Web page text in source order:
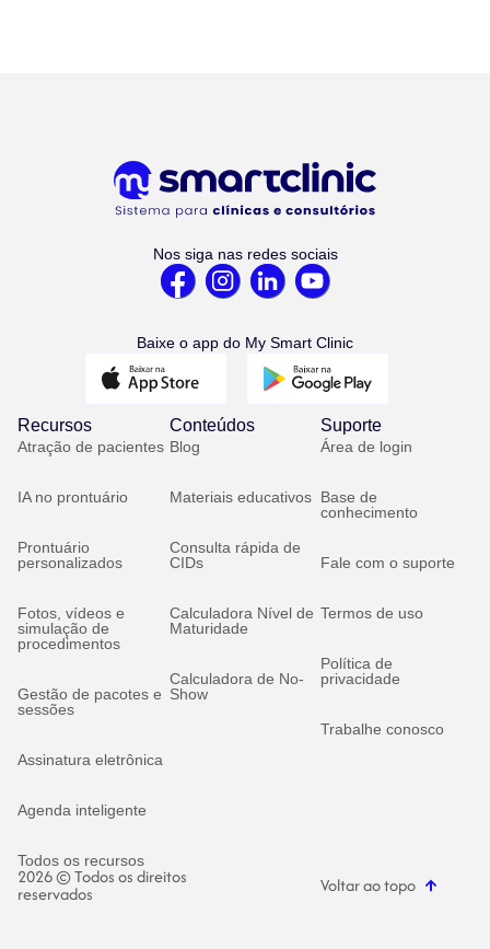
Nos siga nas redes sociais
Baixe o app do My Smart Clinic
Recursos
Atração de pacientes
IA no prontuário
Prontuário
personalizados
Fotos, vídeos e
simulação de
procedimentos
Gestão de pacotes e
sessões
Assinatura eletrônica
Agenda inteligente
Todos os recursos
Conteúdos
Blog
Materiais educativos
Consulta rápida de
CIDs
Calculadora Nível de
Maturidade
Calculadora de No-
Show
Suporte
Área de login
Base de
conhecimento
Fale com o suporte
Termos de uso
Política de
privacidade
Trabalhe conosco
2026 © Todos os direitos
reservados Voltar ao topo